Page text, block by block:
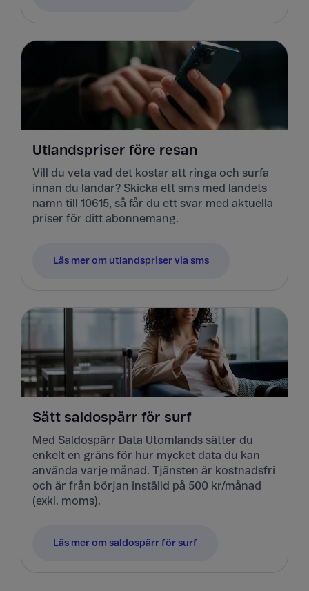
Utlandspriser före resan
Vill du veta vad det kostar att ringa och surfa
innan du landar? Skicka ett sms med landets
namn till 10615, så får du ett svar med aktuella
priser för ditt abonnemang.
Läs mer om utlandspriser via sms
Sätt saldospärr för surf
Med Saldospärr Data Utomlands sätter du
enkelt en gräns för hur mycket data du kan
använda varje månad. Tjänsten är kostnadsfri
och är från början inställd på 500 kr/månad
(exkl. moms).
Läs mer om saldospärr för surf